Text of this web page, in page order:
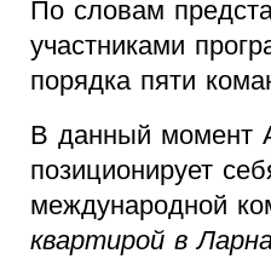
По словам
участниками
порядка пяти
В данный момент
позиционирует
международной
квартирой в